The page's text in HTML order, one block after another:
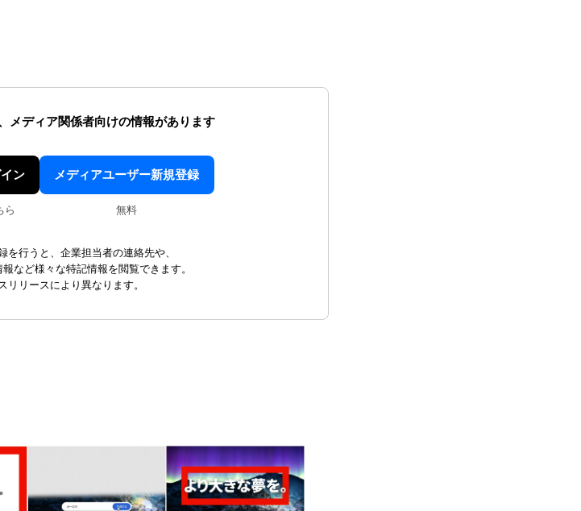
メディア関係者向けの情報があります
ン
ら
メディアユーザー新規登録
無料
を行うと、企業担当者の連絡先や、
など様々な特記情報を閲覧できます。
リリースにより異なります。